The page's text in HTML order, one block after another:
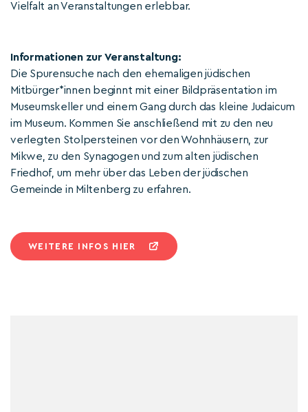
Vielfalt an Veranstaltungen erlebbar.
Informationen zur Veranstaltung:
Die Spurensuche nach den ehemaligen jüdischen
Mitbürger*innen beginnt mit einer Bildpräsentation im
Museumskeller und einem Gang durch das kleine Judaicum
im Museum. Kommen Sie anschließend mit zu den neu
verlegten Stolpersteinen vor den Wohnhäusern, zur
Mikwe, zu den Synagogen und zum alten jüdischen
Friedhof, um mehr über das Leben der jüdischen
Gemeinde in Miltenberg zu erfahren.
WEITERE INFOS HIER